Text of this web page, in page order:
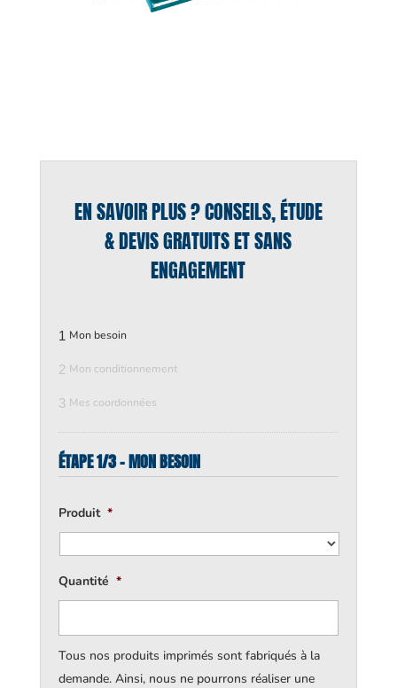
EN SAVOIR PLUS ? CONSEILS, ÉTUDE
& DEVIS GRATUITS ET SANS
ENGAGEMENT
1 Mon besoin
2 Mon conditionnement
3 Mes coordonnées
ÉTAPE 1/3 - MON BESOIN
Produit *
Quantité *
Tous nos produits imprimés sont fabriqués à la
demande. Ainsi, nous ne pourrons réaliser une